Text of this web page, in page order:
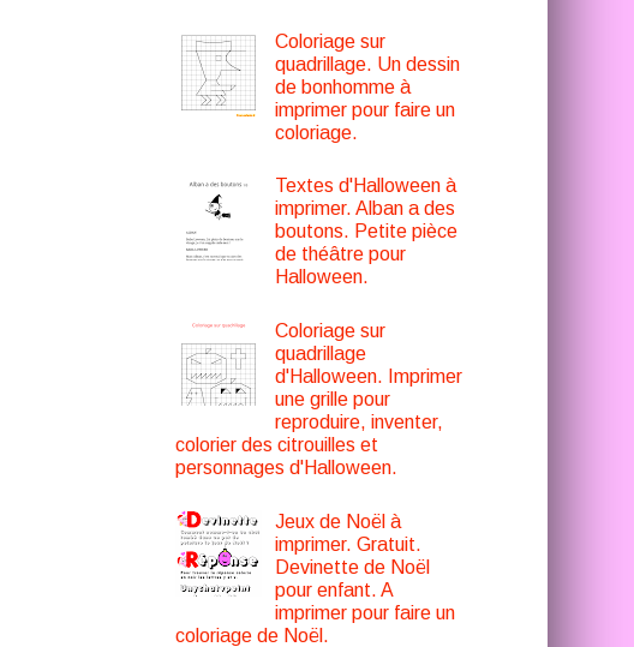
Coloriage sur
quadrillage. Un dessin
de bonhomme à
imprimer pour faire un
coloriage.
Textes d'Halloween à
imprimer. Alban a des
boutons. Petite pièce
de théâtre pour
Halloween.
Coloriage sur
quadrillage
d'Halloween. Imprimer
une grille pour
reproduire, inventer,
colorier des citrouilles et
personnages d'Halloween.
Jeux de Noël à
imprimer. Gratuit.
Devinette de Noël
pour enfant. A
imprimer pour faire un
coloriage de Noël.